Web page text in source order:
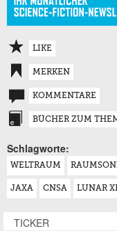
LIKE
MERKEN
KOMMENTARE
BÜCHER ZUM
Schlagworte:
WELTRAUM
JAXA CNSA LUNAR
TICKER